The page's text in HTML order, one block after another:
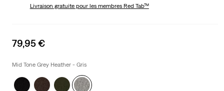
Livraison gratuitepour les membres Red Tab™
Sale
is
79,95 €
Mid Tone Grey Heather - Gris